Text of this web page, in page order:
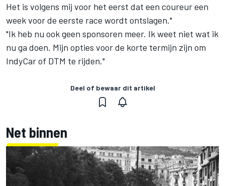
Het is volgens mij voor het eerst dat een coureur een
week voor de eerste race wordt ontslagen."
"Ik heb nu ook geen sponsoren meer. Ik weet niet wat ik
nu ga doen. Mijn opties voor de korte termijn zijn om
IndyCar of DTM te rijden."
Deel of bewaar dit artikel
Net binnen